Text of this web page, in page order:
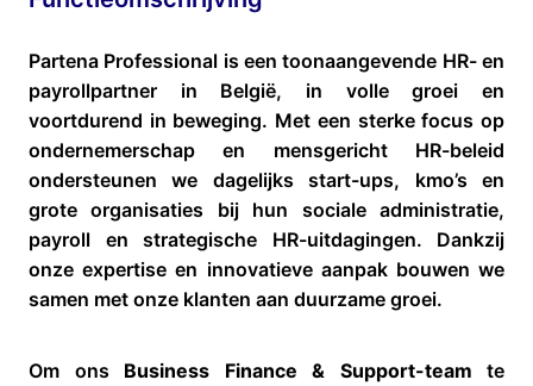
Partena Professional is een toonaangevende HR- en
payrollpartner in België, in volle groei en
voortdurend in beweging. Met een sterke focus op
ondernemerschap en mensgericht HR-beleid
ondersteunen we dagelijks start-ups, kmo’s en
grote organisaties bij hun sociale administratie,
payroll en strategische HR-uitdagingen. Dankzij
onze expertise en innovatieve aanpak bouwen we
samen met onze klanten aan duurzame groei.
Om ons Business Finance & Support-team te